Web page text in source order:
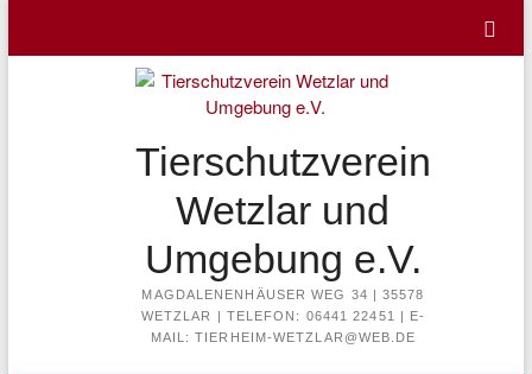
content
Tierschutzverein
Wetzlar und
Umgebung e.V.
MAGDALENENHÄUSER WEG 34 | 35578
WETZLAR | TELEFON: 06441 22451 | E-
MAIL: TIERHEIM-WETZLAR@WEB.DE